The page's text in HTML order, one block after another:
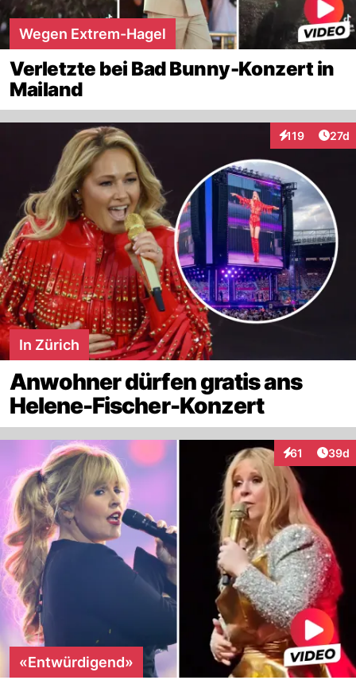
Wegen Extrem-Hagel
Verletzte bei Bad Bunny-Konzert in
Mailand
119
Interaktionen
27d
In Zürich
Anwohner dürfen gratis ans
Helene-Fischer-Konzert
61
Interaktionen
39d
«Entwürdigend»